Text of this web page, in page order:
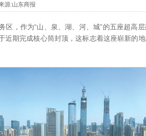
源:山东商报
，作为“山、泉、湖、河、城”的五座超高
近期完成核心筒封顶，这标志着这座崭新的